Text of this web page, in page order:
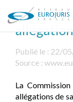
Produits
Publié le : 22/
Source :
La
allégations de